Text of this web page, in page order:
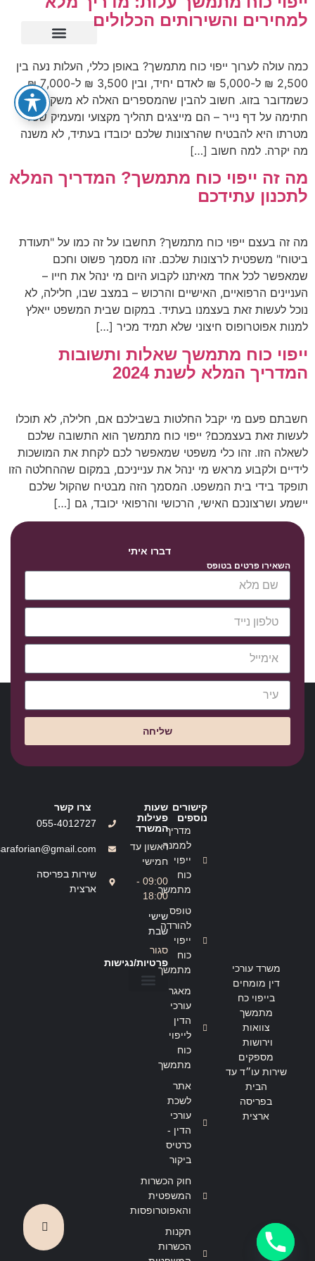
למחירים והשירותים הכלולים
כמה עולה לערוך ייפוי כוח מתמשך? באופן כללי, העלות נעה בין
2,500 ₪ ל-5,000 ₪ לאדם יחיד, ובין 3,500 ₪ ל-7,000 ₪
כשמדובר בזוג. חשוב להבין שהמספרים האלה לא משקפים רק
חתימה על דף נייר – הם מייצגים תהליך מקצועי ומעמיק שכל
מטרתו היא להבטיח שהרצונות שלכם יכובדו בעתיד, לא משנה
מה יקרה. למה חשוב […]
מה זה ייפוי כוח מתמשך? המדריך המלא
לתכנון עתידכם
מה זה בעצם ייפוי כוח מתמשך? תחשבו על זה כמו על "תעודת
ביטוח" משפטית לרצונות שלכם. זהו מסמך פשוט וחכם
שמאפשר לכל אחד מאיתנו לקבוע היום מי ינהל את חייו –
העניינים הרפואיים, האישיים והרכוש – במצב שבו, חלילה, לא
נוכל לעשות זאת בעצמנו בעתיד. במקום שבית המשפט ייאלץ
למנות אפוטרופוס חיצוני שלא תמיד מכיר […]
ייפוי כוח מתמשך שאלות ותשובות
המדריך המלא לשנת 2024
חשבתם פעם מי יקבל החלטות בשבילכם אם, חלילה, לא תוכלו
לעשות זאת בעצמכם? ייפוי כוח מתמשך הוא התשובה שלכם
לשאלה הזו. זהו כלי משפטי שמאפשר לכם לקחת את המושכות
לידיים ולקבוע מראש מי ינהל את ענייניכם, במקום שההחלטה הזו
תופקד בידי בית המשפט. המסמך הזה מבטיח שהקול שלכם
יישמע ושרצונכם האישי, הרכושי והרפואי יכובד, גם […]
דברו איתי
השאירו פרטים בטופס
שליחה
משרד עורכי
דין מומחים
בייפוי כח
מתמשך
צוואות
וירושות
מספקים
שירות עו״ד עד
הבית
בפריסה
ארצית
קישורים
נוספים
מדריך
לממנה
ייפוי
כוח
מתמשך
טופס
להורדה
ייפוי
כוח
מתמשך
מאגר
עורכי
הדין
לייפוי
כוח
מתמשך
אתר
לשכת
עורכי
הדין -
כרטיס
ביקור
חוק הכשרות
המשפטית
והאפוטרופסות
תקנות
הכשרות
שעות
פעילות
המשרד
ראשון עד
חמישי
09:00 -
18:00
שישי
שבת
סגור
פרטיות/נגישות
צרו קשר
055-4012727
שירות בפריסה
ארצית